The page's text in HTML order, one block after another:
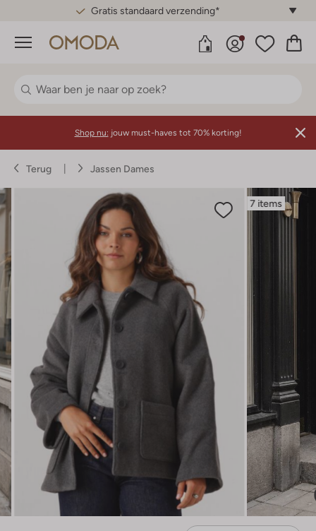
Gratis standaard verzending*
Menu
Shop nu: jouw must-haves tot 70% korting!
Terug Jassen Dames
7 items